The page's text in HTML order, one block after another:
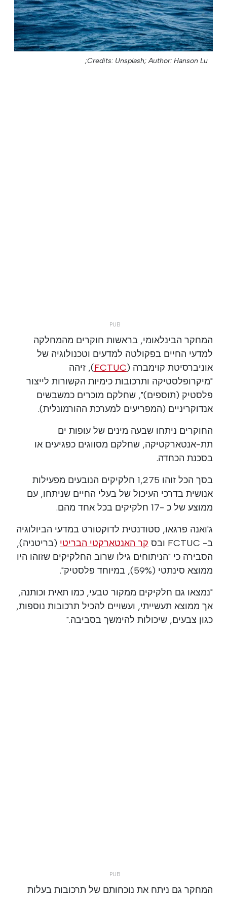
Credits: Unsplash; Author: Hanson Lu;
המחקר הבינלאומי, בראשות חוקרים מהמחלקה
למדעי החיים בפקולטה למדעים וטכנולוגיה של
אוניברסיטת קוימברה (FCTUC), זיהה
"מיקרופלסטיקה ותרכובות כימיות הקשורות לייצור
פלסטיק (תוספים)", שחלקם מוכרים כמשבשים
אנדוקריניים (המפריעים למערכת ההורמונלית).
החוקרים ניתחו שבעה מינים של עופות ים
תת-אנטארקטיקה, שחלקם מסווגים כפגיעים או
בסכנת הכחדה.
בסך הכל זוהו 1,275 חלקיקים הנובעים מפעילות
אנושית בדרכי העיכול של בעלי החיים שניתחו, עם
ממוצע של כ -17 חלקיקים בכל אחד מהם.
ג'ואנה פרגאו, סטודנטית לדוקטורט במדעי הביולוגיה
ב- FCTUC ובס
קר האנטארקטי הבריטי (בריטניה),
הסבירה כי "הניתוחים גילו שרוב החלקיקים שזוהו היו
ממוצא סינתטי (59%), במיוחד פלסטיק".
"נמצאו גם חלקיקים ממקור טבעי, כמו תאית וכותנה,
אך ממוצא תעשייתי, ועשויים להכיל תרכובות נוספות,
כגון צבעים, שיכולות להימשך בסביבה."
המחקר גם ניתח את נוכחותם של תרכובות בעלות